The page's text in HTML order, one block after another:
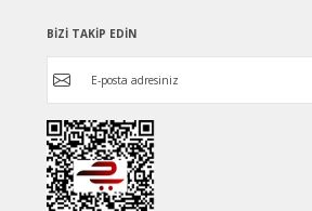
BİZİ TAKİP EDİN